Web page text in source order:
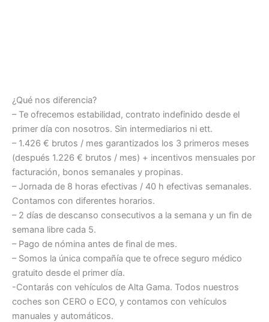
¿Qué nos diferencia?
– Te ofrecemos estabilidad, contrato indefinido desde el
primer día con nosotros. Sin intermediarios ni ett.
– 1.426 € brutos / mes garantizados los 3 primeros meses
(después 1.226 € brutos / mes) + incentivos mensuales por
facturación, bonos semanales y propinas.
– Jornada de 8 horas efectivas / 40 h efectivas semanales.
Contamos con diferentes horarios.
– 2 días de descanso consecutivos a la semana y un fin de
semana libre cada 5.
– Pago de nómina antes de final de mes.
– Somos la única compañía que te ofrece seguro médico
gratuito desde el primer día.
-Contarás con vehículos de Alta Gama. Todos nuestros
coches son CERO o ECO, y contamos con vehículos
manuales y automáticos.